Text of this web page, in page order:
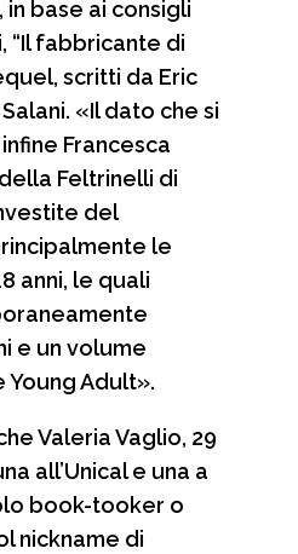
base ai consigli
“Il fabbricante di
scritti da Eric
«Il dato che si
Francesca
Feltrinelli di
del
le
anni, le quali
e un volume
Adult».
Valeria Vaglio, 29
all’Unical e una a
book-tooker o
nickname di